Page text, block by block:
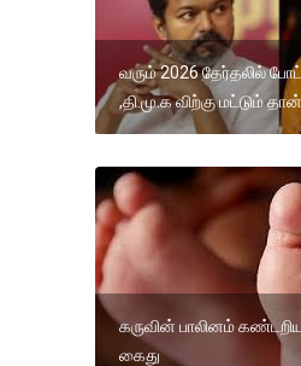
வரும் 2026 தேர்தலில்
,தி.மு.க விற்கு மட்டும்
கருவின் பாலினம்
கைது